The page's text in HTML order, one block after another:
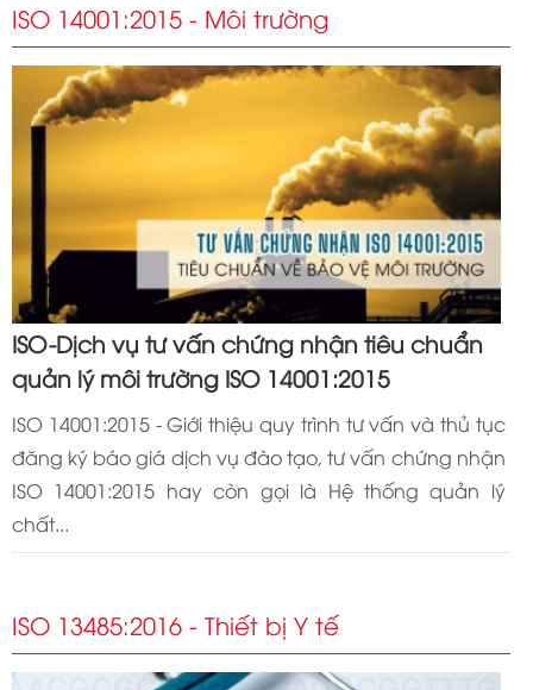
ISO 14001:2015 - Môi trường
ISO-Dịch vụ tư vấn chứng nhận tiêu chuẩn
quản lý môi trường ISO 14001:2015
ISO 14001:2015 - Giới thiệu quy trình tư vấn và thủ tục
đăng ký báo giá dịch vụ đào tạo, tư vấn chứng nhận
ISO 14001:2015 hay còn gọi là Hệ thống quản lý
chất...
ISO 13485:2016 - Thiết bị Y tế